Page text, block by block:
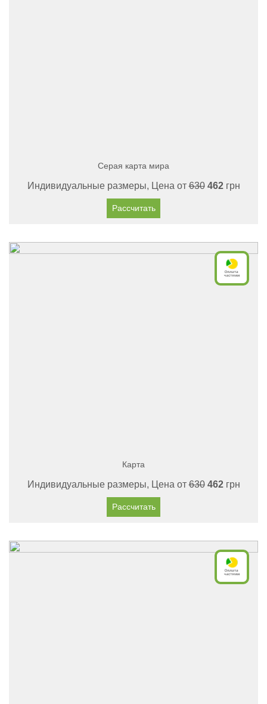
Серая карта мира
Индивидуальные размеры, Цена от630 462грн
Рассчитать
Карта
Индивидуальные размеры, Цена от630 462грн
Рассчитать